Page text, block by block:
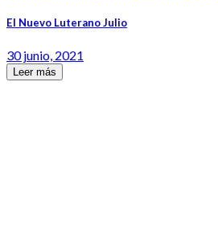
El Nuevo Luterano Julio
30 junio, 2021
Leer más